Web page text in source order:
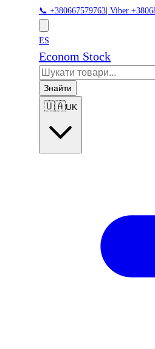
📞 +380667579763 Viber
ES
Econom Stock
Знайти
🇺🇦UK